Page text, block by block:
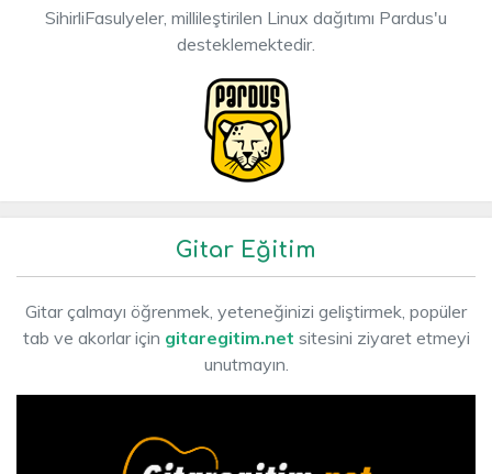
SihirliFasulyeler, millileştirilen Linux dağıtımı Pardus'u
desteklemektedir.
Gitar Eğitim
Gitar çalmayı öğrenmek, yeteneğinizi geliştirmek, popüler
tab ve akorlar için gitaregitim.net sitesini ziyaret etmeyi
unutmayın.